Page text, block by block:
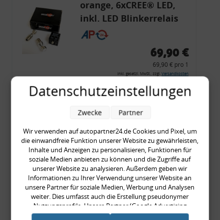
orange, 6xCREE® LED,
inkl. LED Blinkerrelais
CF 14
69,90 €
69,90 € pro 1
inkl. gesetzl. MwSt., zzgl. Versandkosten
Merkzettel
Zum Artikel
Rückleuchtenband mit
Blinker, rot, US-Ecken,
Audi 80 Cabrio, Typ 89,
OE-Nr.: 8G0945225 +
8G0945225C
999,99 €
Datenschutzeinstellungen
Wir verwenden auf autopartner24.de Cookies und Pixel, um
die einwandfreie Funktion unserer Website zu gewährleisten,
Inhalte und Anzeigen zu personalisieren, Funktionen für
soziale Medien anbieten zu können und die Zugriffe auf
unserer Website zu analysieren. Außerdem geben wir
Informationen zu Ihrer Verwendung unserer Website an
unsere Partner für soziale Medien, Werbung und Analysen
weiter. Dies umfasst auch die Erstellung pseudonymer
Nutzungsprofile. Unsere Partner (Google Advertising
Products) führen diese Informationen möglicherweise mit
Zwecke Partner